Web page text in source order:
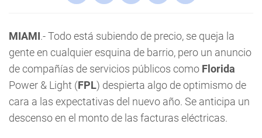
MIAMI.- Todo está subiendo de precio, se queja la
gente en cualquier esquina de barrio, pero un anuncio
de compañías de servicios públicos como Florida
Power & Light (FPL) despierta algo de optimismo de
cara a las expectativas del nuevo año. Se anticipa un
descenso en el monto de las facturas eléctricas.